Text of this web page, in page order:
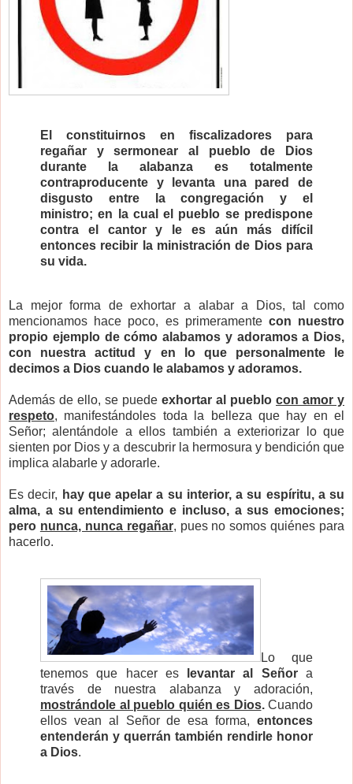
El constituirnos en fiscalizadores para
regañar y sermonear al pueblo de Dios
durante la alabanza es totalmente
contraproducente y levanta una pared de
disgusto entre la congregación y el
ministro; en la cual el pueblo se predispone
contra el cantor y le es aún más difícil
entonces recibir la ministración de Dios para
su vida.
La mejor forma de exhortar a alabar a Dios, tal como
mencionamos hace poco, es primeramente con nuestro
propio ejemplo de cómo alabamos y adoramos a Dios,
con nuestra actitud y en lo que personalmente le
decimos a Dios cuando le alabamos y adoramos.
Además de ello, se puede exhortar al pueblo con amor y
respeto, manifestándoles toda la belleza que hay en el
Señor; alentándole a ellos también a exteriorizar lo que
sienten por Dios y a descubrir la hermosura y bendición que
implica alabarle y adorarle.
Es decir, hay que apelar a su interior, a su espíritu, a su
alma, a su entendimiento e incluso, a sus emociones;
pero nunca, nunca regañar, pues no somos quiénes para
hacerlo.
Lo que
tenemos que hacer es
levantar al Señora
través de nuestra alabanza y adoración,
mostrándole al pueblo quién es Dios.Cuando
ellos vean al Señor de esa forma, entonces
entenderán y querrán también rendirle honor
a Dios.